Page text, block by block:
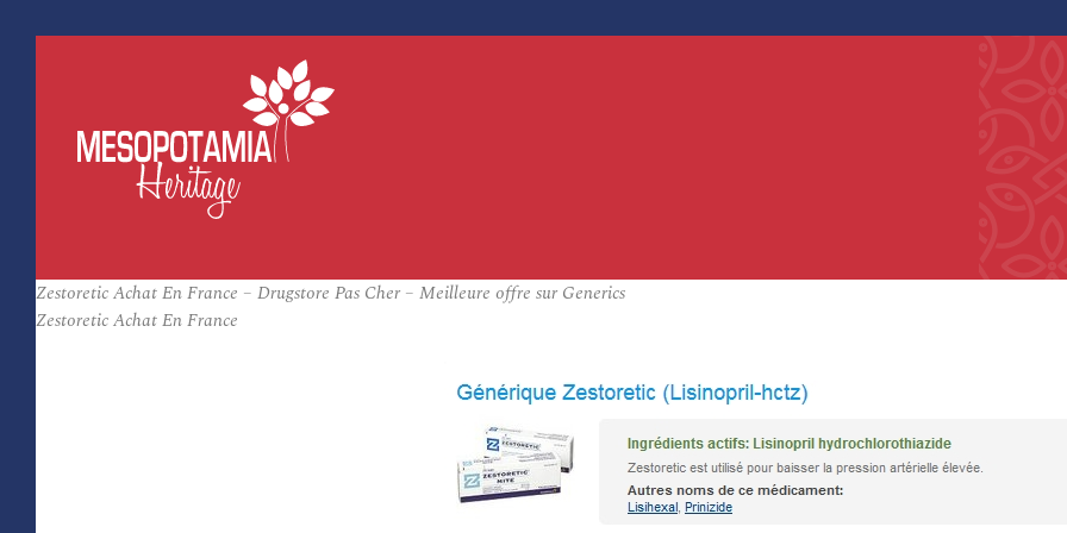
Zestoretic Achat En France – Drugstore Pas Cher – Meilleure offre sur Generics
Zestoretic Achat En France